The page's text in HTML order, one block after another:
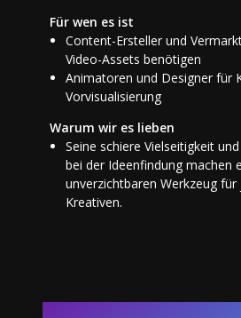
Für wen es ist
Content-Ersteller und
Video-Assets benötigen
Animatoren und Designer für
Vorvisualisierung
Warum wir es lieben
Seine schiere Vielseitigkeit
bei der Ideenfindung machen
unverzichtbaren Werkzeug
Kreativen.